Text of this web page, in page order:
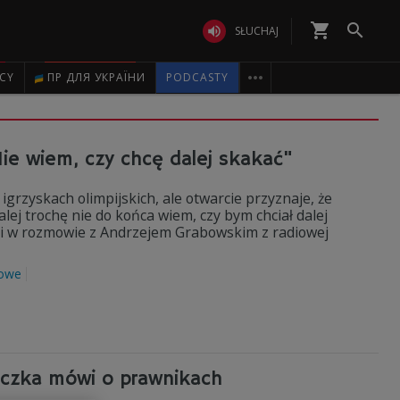
 SŁUCHAJ shopping_cart 
ПР ДЛЯ УКРАЇНИ PODCASTY 
wiem, czy chcę dalej skakać"
olimpijskich, ale otwarcie przyznaje, że
trochę nie do końca wiem, czy bym chciał dalej
rozmowie z Andrzejem Grabowskim z radiowej
mówi o prawnikach